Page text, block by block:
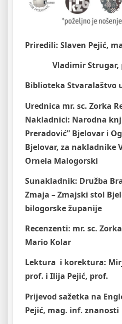
Priredili: Slaven Pejić,
Vladimir Strugar,
Biblioteka Stvaralaštvo
Urednica mr. sc. Zorka
Nakladnici: Narodna
Preradović” Bjelovar i
Bjelovar, za nakladnike
Ornela Malogorski
Sunakladnik: Družba
Zmaja – Zmajski stol
bilogorske županije
Recenzenti: mr. sc.
Mario Kolar
Lektura i korektura:
prof. i Ilija Pejić, prof.
Prijevod sažetka na
Pejić, mag. inf. znanosti